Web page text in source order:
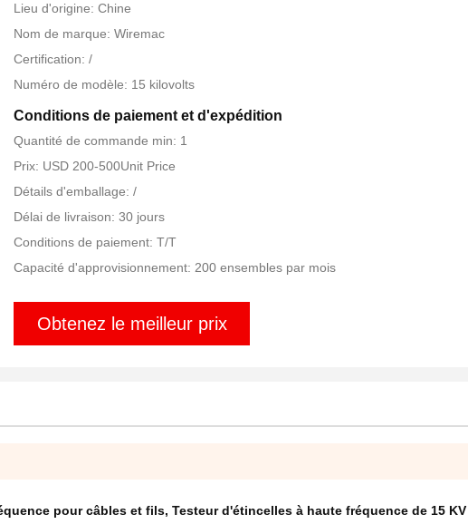
Lieu d'origine: Chine
Nom de marque: Wiremac
Certification: /
Numéro de modèle: 15 kilovolts
Conditions de paiement et d'expédition
Quantité de commande min: 1
Prix: USD 200-500Unit Price
Détails d'emballage: /
Délai de livraison: 30 jours
Conditions de paiement: T/T
Capacité d'approvisionnement: 200 ensembles par mois
Obtenez le meilleur prix
pour câbles et fils, Testeur d'étincelles à haute fréquence de 15 KV